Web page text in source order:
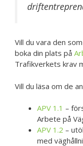
Vill du vara den
boka din plats på
Trafikverkets krav
Vill du läsa om de
APV 1.1 –
Arbete på
APV 1.2 –
med